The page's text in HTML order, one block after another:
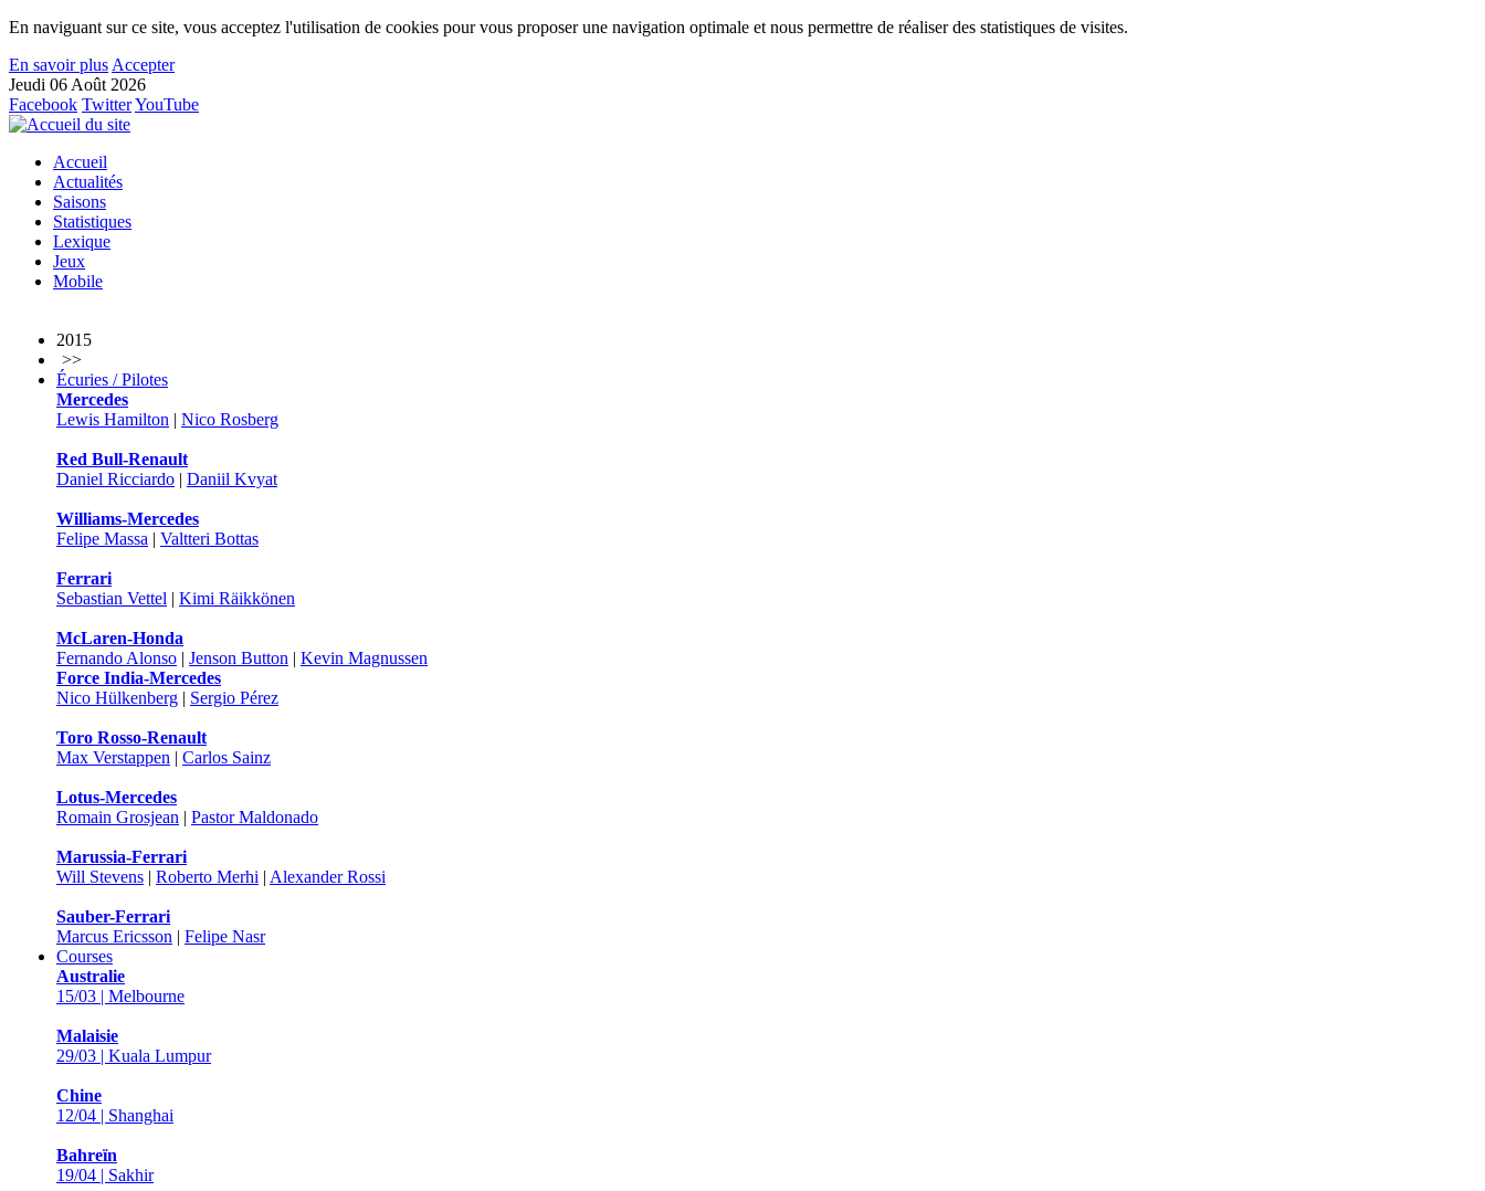
En naviguant sur ce site, vous acceptez l'utilisation de cookies pour vous proposer une navigation optimale et nous permettre de réaliser des statistiques de visites.
En savoir plus Accepter
Jeudi 06 Août 2026
Facebook TwitterYouTube
Accueil
Actualités
Saisons
Statistiques
Lexique
Jeux
Mobile
2015
>>
Écuries / Pilotes
Mercedes
Lewis Hamilton | Nico Rosberg
Red Bull-Renault
Daniel Ricciardo | Daniil Kvyat
Williams-Mercedes
Felipe Massa | Valtteri Bottas
Ferrari
Sebastian Vettel | Kimi Räikkönen
McLaren-Honda
Fernando Alonso | Jenson Button | Kevin Magnussen
Force India-Mercedes
Nico Hülkenberg | Sergio Pérez
Toro Rosso-Renault
Max Verstappen | Carlos Sainz
Lotus-Mercedes
Romain Grosjean | Pastor Maldonado
Marussia-Ferrari
Will Stevens | Roberto Merhi | Alexander Rossi
Sauber-Ferrari
Marcus Ericsson | Felipe Nasr
Courses
Australie
15/03 | Melbourne
Malaisie
29/03 | Kuala Lumpur
Chine
12/04 | Shanghai
Bahreïn
19/04 | Sakhir